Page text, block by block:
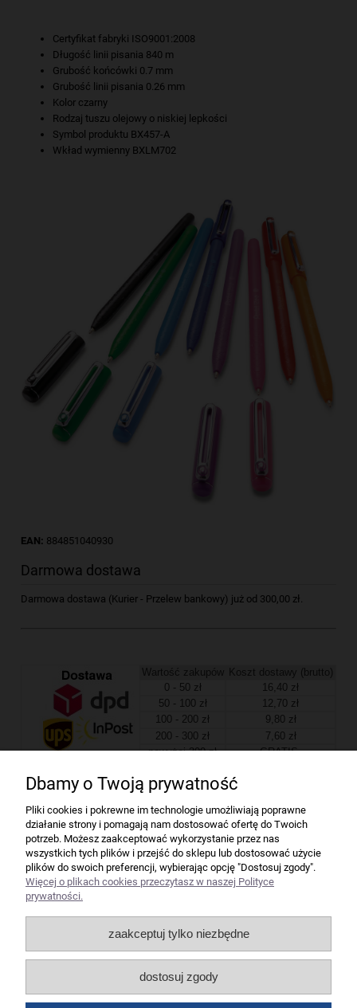
Certyfikat fabryki ISO9001:2008
Długość linii pisania 840 m
Grubość końcówki 0.7 mm
Grubość linii pisania 0.26 mm
Kolor czarny
Rodzaj tuszu olejowy o niskiej lepkości
Symbol produktu BX457-A
Wkład wymienny BXLM702
EAN: 884851040930
Darmowa dostawa
Darmowa dostawa (Kurier - Przelew bankowy) już od 300,00 zł.
Wartość zakupów Koszt dostawy (brutto)
0 - 50 zł
16,40 zł
50 - 100 zł
12,70 zł
100 - 200 zł
9,80 zł
200 - 300 zł
7,60 zł
powyżej 300 zł
GRATIS
Firma
Bindownice wg producentów
Niszczarki wg producentów
Liczarki pieniędzy
Dbamy o Twoją prywatność
Pliki cookies i pokrewne im technologie umożliwiają poprawne
działanie strony i pomagają nam dostosować ofertę do Twoich
potrzeb. Możesz zaakceptować wykorzystanie przez nas
wszystkich tych plików i przejść do sklepu lub dostosować użycie
plików do swoich preferencji, wybierając opcję "Dostosuj zgody".
Więcej o plikach cookies przeczytasz w naszej Polityce
prywatności.
zaakceptuj tylko niezbędne
dostosuj zgody